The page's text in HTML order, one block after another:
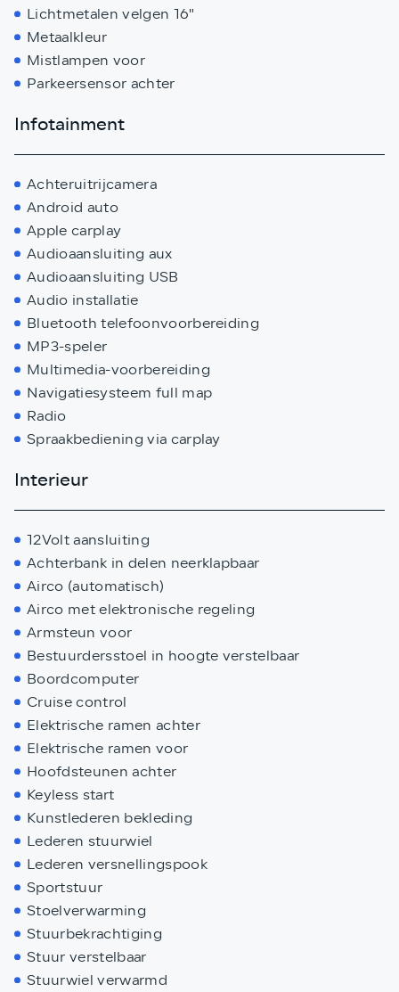
Lichtmetalen velgen 16"
Metaalkleur
Mistlampen voor
Parkeersensor achter
Infotainment
Achteruitrijcamera
Android auto
Apple carplay
Audioaansluiting aux
Audioaansluiting USB
Audio installatie
Bluetooth telefoonvoorbereiding
MP3-speler
Multimedia-voorbereiding
Navigatiesysteem full map
Radio
Spraakbediening via carplay
Interieur
12Volt aansluiting
Achterbank in delen neerklapbaar
Airco (automatisch)
Airco met elektronische regeling
Armsteun voor
Bestuurdersstoel in hoogte verstelbaar
Boordcomputer
Cruise control
Elektrische ramen achter
Elektrische ramen voor
Hoofdsteunen achter
Keyless start
Kunstlederen bekleding
Lederen stuurwiel
Lederen versnellingspook
Sportstuur
Stoelverwarming
Stuurbekrachtiging
Stuur verstelbaar
Stuurwiel verwarmd